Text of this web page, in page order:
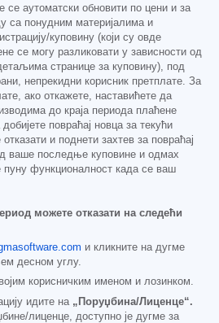
се аутоматски обновити по цени и за
са понудним материјалима и
куповину (који су овде
се могу разликовати у зависности од
странице за куповину), под
непрекидни корисник претплате. За
ако откажете, наставићете да
до краја периода плаћене
повраћај новца за текући
и поднети захтев за повраћај
ваше последње куповине и одмах
пуну функционалност када се ваш
можете отказати на следећи
и кликните на дугме
десном углу.
корисничким именом и лозинком.
идите на „Поруџбина/Лиценце“.
лиценце, доступно је дугме за